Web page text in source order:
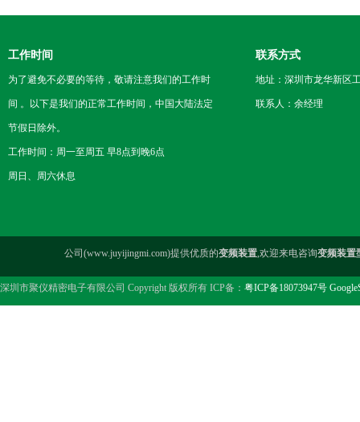
工作时间
为了避免不必要的等待，敬请注意我们的工作时
间 。以下是我们的正常工作时间，中国大陆法定
节假日除外。
工作时间：周一至周五 早8点到晚6点
周日、周六休息
联系方式
地址：深圳市龙华新区
联系人：余经理
公司(www.juyijingmi.com)提供优质的变频装置,欢迎来电咨询变频装置
深圳市聚仪精密电子有限公司 Copyright 版权所有 ICP备： 粤ICP备18073947号